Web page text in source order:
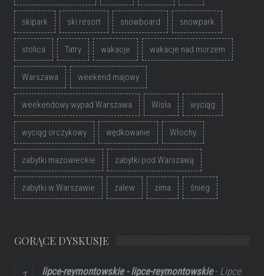
skipark ski resort snowboard snowpark
stolica Tatry wakacje wakacje nad morzem
Warszawa weekend majowy
weekendowy wypad Warszawa Wisła wyciąg
wyciąg orczykowy wędkowanie Włochy
zabytki mazowieckie zabytki pod Warszawą
zabytki w Warszawie zalew zima śnieg
GORĄCE DYSKUSJE
lipce-reymontowskie - lipce-reymontowskie- Lipce